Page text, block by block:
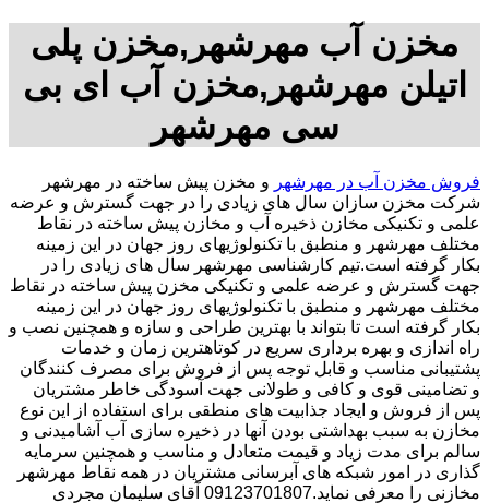
مخزن آب مهرشهر,مخزن پلی
اتیلن مهرشهر,مخزن آب ای بی
سی مهرشهر
فروش مخزن آب در مهرشهر و مخزن پیش ساخته در مهرشهر
شرکت مخزن سازان سال های زیادی را در جهت گسترش و عرضه
علمی و تکنیکی مخازن ذخیره آب و مخازن پیش ساخته در نقاط
مختلف مهرشهر و منطبق با تکنولوژیهای روز جهان در این زمینه
بکار گرفته است.تیم کارشناسی مهرشهر سال های زیادی را در
جهت گسترش و عرضه علمی و تکنیکی مخزن پیش ساخته در نقاط
مختلف مهرشهر و منطبق با تکنولوژیهای روز جهان در این زمینه
بکار گرفته است تا بتواند با بهترین طراحی و سازه و همچنین نصب و
راه اندازی و بهره برداری سریع در کوتاهترین زمان و خدمات
پشتیبانی مناسب و قابل توجه پس از فروش برای مصرف کنندگان
و تضامینی قوی و کافی و طولانی جهت آسودگی خاطر مشتریان
پس از فروش و ایجاد جذابیت های منطقی برای استفاده از این نوع
مخازن به سبب بهداشتی بودن آنها در ذخیره سازی آب آشامیدنی و
سالم برای مدت زیاد و قیمت متعادل و مناسب و همچنین سرمایه
گذاری در امور شبکه های آبرسانی مشتریان در همه نقاط مهرشهر
مخازنی را معرفی نماید.09123701807 آقای سلیمان مجردی